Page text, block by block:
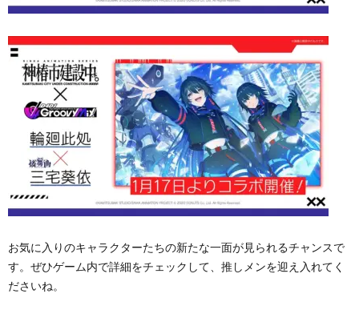
お気に入りのキャラクターたちの新たな一面が見られるチャンスで
す。ぜひゲーム内で詳細をチェックして、推しメンを迎え入れてく
ださいね。